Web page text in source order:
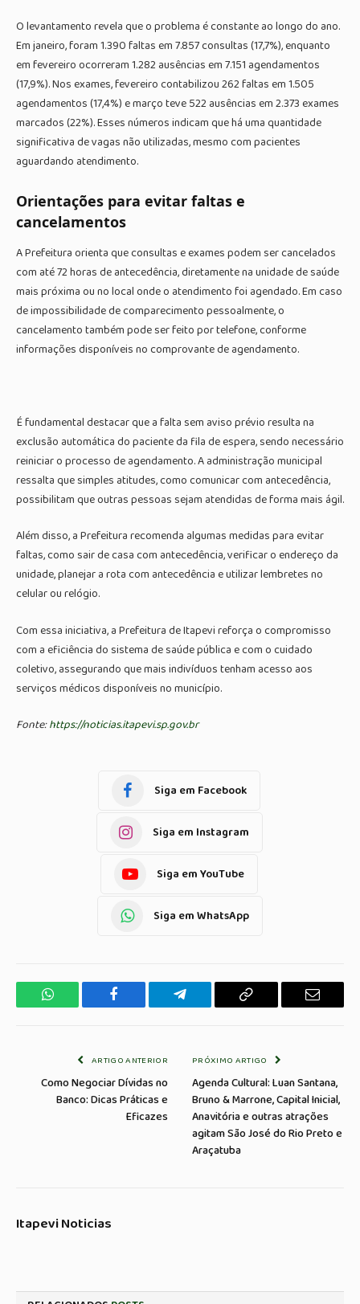
O levantamento revela que o problema é constante ao longo do ano.
Em janeiro, foram 1.390 faltas em 7.857 consultas (17,7%), enquanto
em fevereiro ocorreram 1.282 ausências em 7.151 agendamentos
(17,9%). Nos exames, fevereiro contabilizou 262 faltas em 1.505
agendamentos (17,4%) e março teve 522 ausências em 2.373 exames
marcados (22%). Esses números indicam que há uma quantidade
significativa de vagas não utilizadas, mesmo com pacientes
aguardando atendimento.
Orientações para evitar faltas e
cancelamentos
A Prefeitura orienta que consultas e exames podem ser cancelados
com até 72 horas de antecedência, diretamente na unidade de saúde
mais próxima ou no local onde o atendimento foi agendado. Em caso
de impossibilidade de comparecimento pessoalmente, o
cancelamento também pode ser feito por telefone, conforme
informações disponíveis no comprovante de agendamento.
É fundamental destacar que a falta sem aviso prévio resulta na
exclusão automática do paciente da fila de espera, sendo necessário
reiniciar o processo de agendamento. A administração municipal
ressalta que simples atitudes, como comunicar com antecedência,
possibilitam que outras pessoas sejam atendidas de forma mais ágil.
Além disso, a Prefeitura recomenda algumas medidas para evitar
faltas, como sair de casa com antecedência, verificar o endereço da
unidade, planejar a rota com antecedência e utilizar lembretes no
celular ou relógio.
Com essa iniciativa, a Prefeitura de Itapevi reforça o compromisso
com a eficiência do sistema de saúde pública e com o cuidado
coletivo, assegurando que mais indivíduos tenham acesso aos
serviços médicos disponíveis no município.
Fonte:https://noticias.itapevi.sp.gov.br
Siga em Facebook
Siga em Instagram
Siga em YouTube
Siga em WhatsApp
WhatsApp Facebook Telegrama Copiar
E-
ARTIGO ANTERIOR
Como Negociar Dívidas no
Banco: Dicas Práticas e
Eficazes
PRÓXIMO ARTIGO
Agenda Cultural: Luan Santana,
Bruno & Marrone, Capital Inicial,
Anavitória e outras atrações
agitam São José do Rio Preto e
Araçatuba
Itapevi Noticias